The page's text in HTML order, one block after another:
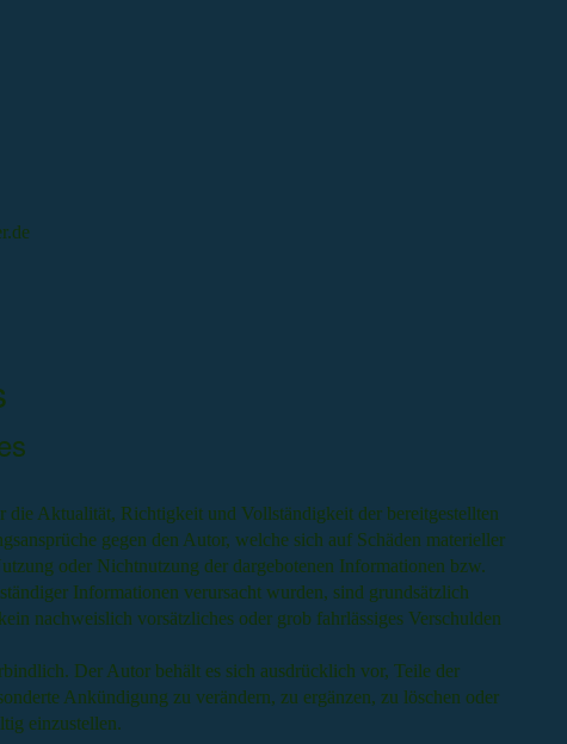
Aktualität, Richtigkeit und Vollständigkeit der bereitgestellten
gegen den Autor, welche sich auf Schäden materieller
oder Nichtnutzung der dargebotenen Informationen bzw.
Informationen verursacht wurden, sind grundsätzlich
nachweislich vorsätzliches oder grob fahrlässiges Verschulden
Der Autor behält es sich ausdrücklich vor, Teile der
Ankündigung zu verändern, zu ergänzen, zu löschen oder
einzustellen.